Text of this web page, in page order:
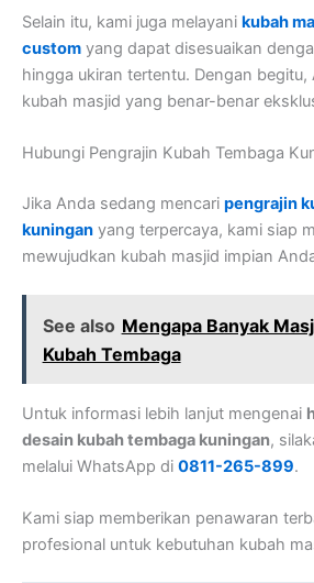
Selain itu, kami juga melayani kubah
custom yang dapat disesuaikan
hingga ukiran tertentu. Dengan begitu,
kubah masjid yang benar-benar
Hubungi Pengrajin Kubah Tembaga
Jika Anda sedang mencari pengrajin
kuningan yang terpercaya, kami siap
mewujudkan kubah masjid impian
See also Mengapa Banyak
Kubah Tembaga
Untuk informasi lebih lanjut mengenai
desain kubah tembaga kuningan,
melalui WhatsApp di 0811-265-899.
Kami siap memberikan penawaran
profesional untuk kebutuhan kubah